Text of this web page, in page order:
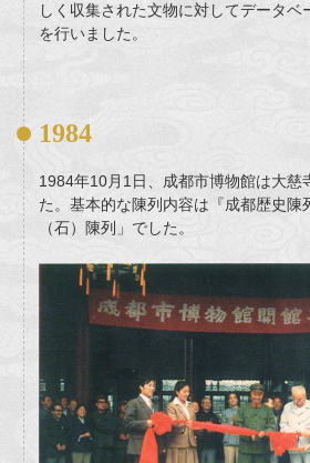
しく収集された文物に対してデータベ
を行いました。
1984
1984年10月1日、成都市博物館は大慈
た。基本的な陳列内容は『成都歴史陳
（石）陳列」でした。